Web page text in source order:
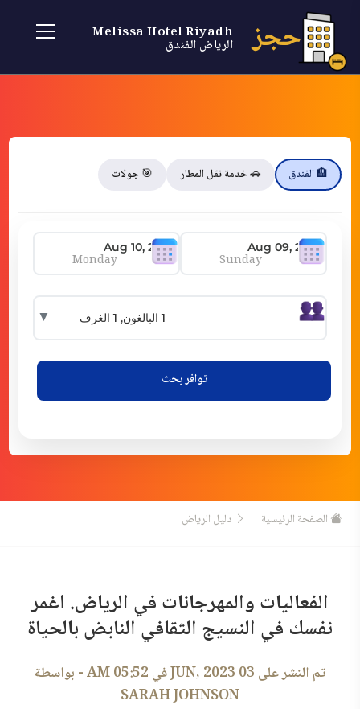
حجز Melissa Hotel Riyadh
الرياض الفندق
🏨 الفندق 🚗 خدمة نقل المطار 🎯 جولات
Sunday
Monday
▼
توافر بحث
الصفحة الرئيسية دليل الرياض
الفعاليات والمهرجانات في الرياض. اغمر
نفسك في النسيج الثقافي النابض بالحياة
تم النشر على 03 JUN, 2023 في 05:52 AM
- بواسطة
SARAH JOHNSON